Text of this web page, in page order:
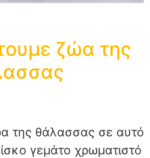
ζώα της
της θάλασσας σε αυτό
γεμάτο χρωματιστό